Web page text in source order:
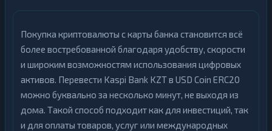
Покупка криптовалюты с карты банка становится всё
более востребованной благодаря удобству, скорости
и широким возможностям использования цифровых
активов. Перевести Kaspi Bank KZT в USD Coin ERC20
можно буквально за несколько минут, не выходя из
дома. Такой способ подходит как для инвестиций, так
и для оплаты товаров, услуг или международных